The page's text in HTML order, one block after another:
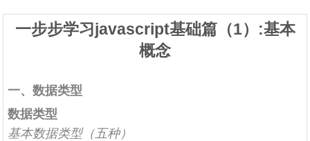
一步步学习javascript基础篇（1）:基本
概念
一、数据类型
数据类型
基本数据类型（五种）